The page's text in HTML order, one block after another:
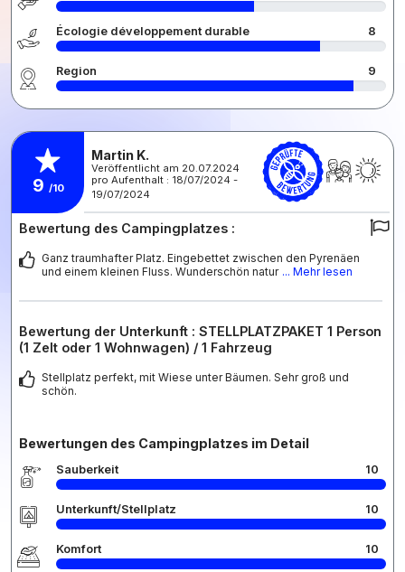
Écologie développement durable 8
Region 9
9 /10
Martin K.
Veröffentlicht am 20.07.2024
pro Aufenthalt : 18/07/2024 -
19/07/2024
Bewertung des Campingplatzes :
Ganz traumhafter Platz. Eingebettet zwischen den Pyrenäen
und einem kleinen Fluss. Wunderschön natur ... Mehr lesen
Bewertung der Unterkunft : STELLPLATZPAKET 1 Person
(1 Zelt oder 1 Wohnwagen) / 1 Fahrzeug
Stellplatz perfekt, mit Wiese unter Bäumen. Sehr groß und
schön.
Bewertungen des Campingplatzes im Detail
Sauberkeit 10
Unterkunft/Stellplatz 10
Komfort 10